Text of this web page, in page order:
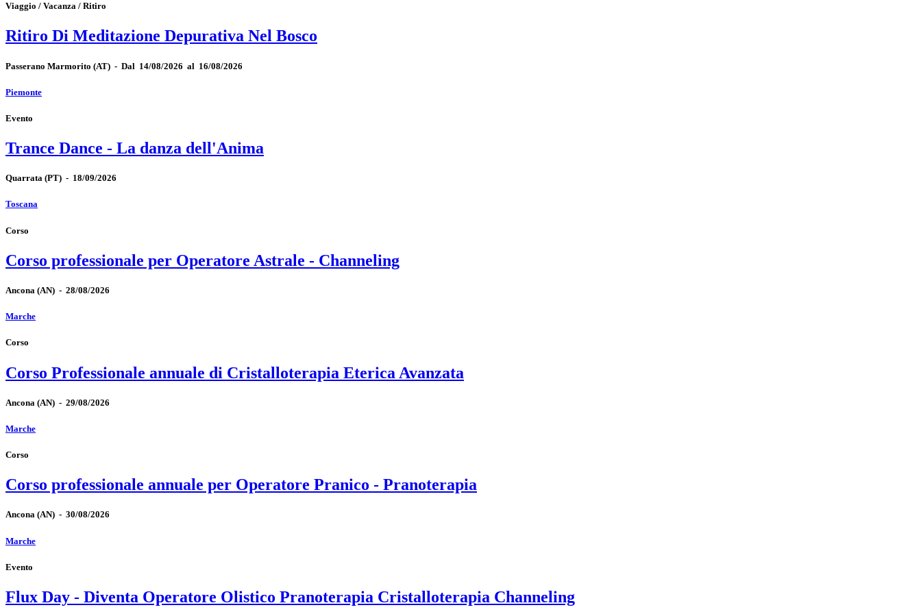
Viaggio / Vacanza / Ritiro
Ritiro Di Meditazione Depurativa Nel Bosco
Passerano Marmorito (AT) - Dal 14/08/2026 al 16/08/2026
Piemonte
Evento
Trance Dance - La danza dell'Anima
Quarrata (PT) - 18/09/2026
Toscana
Corso
Corso professionale per Operatore Astrale - Channeling
Ancona (AN) - 28/08/2026
Marche
Corso
Corso Professionale annuale di Cristalloterapia Eterica Avanzata
Ancona (AN) - 29/08/2026
Marche
Corso
Corso professionale annuale per Operatore Pranico - Pranoterapia
Ancona (AN) - 30/08/2026
Marche
Evento
Flux Day - Diventa Operatore Olistico Pranoterapia Cristalloterapia Channeling